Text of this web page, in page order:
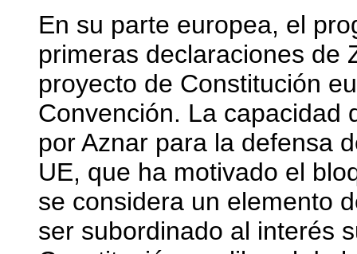
En su parte europea, el
primeras declaraciones de
proyecto de Constitución
Convención. La capacidad
por Aznar para la defensa
UE, que ha motivado el
se considera un elemento
ser subordinado al interés